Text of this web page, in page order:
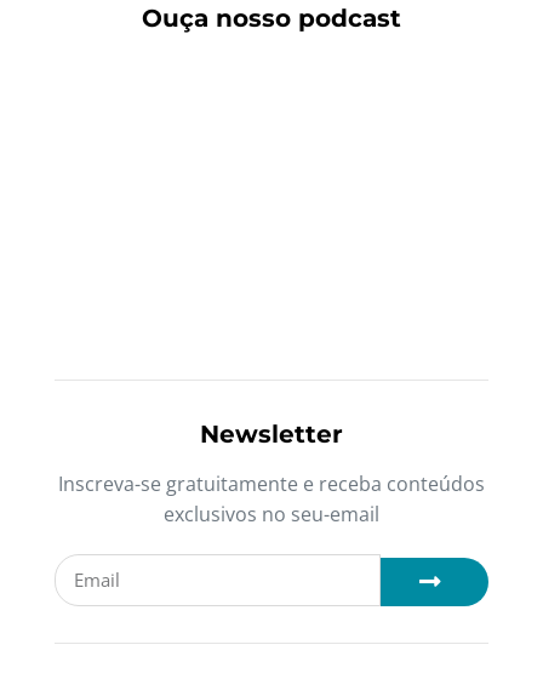
Ouça nosso podcast
Newsletter
Inscreva-se gratuitamente e receba conteúdos
exclusivos no seu-email